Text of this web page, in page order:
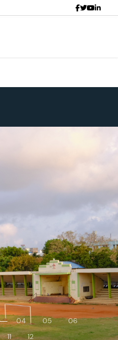
04 05
06
11 12